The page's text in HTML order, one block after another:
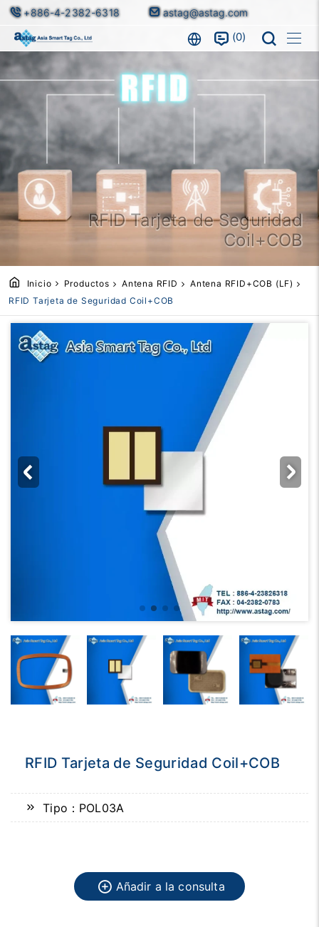
+886-4-2382-6318 astag@astag.com
0
RFID Tarjeta de Seguridad
Coil+COB
Inicio Productos Antena RFID
Antena RFID+COB (LF)
RFID Tarjeta de Seguridad Coil+COB
RFID Tarjeta de Seguridad Coil+COB
Tipo：POL03A
Añadir a la consulta